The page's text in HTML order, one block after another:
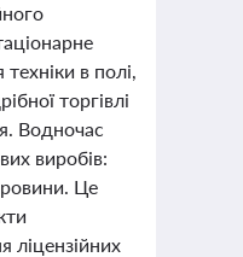
в полі,
торгівлі
Водночас
виробів:
Це
ліцензійних